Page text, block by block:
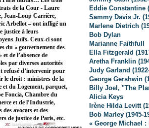
Eddie Constantine
Sammy Davis Jr.
Marlene Dietrich
Bob Dylan
Marianne Faithfull
Ella Fitzgerald
Aretha Franklin
Judy Garland
George Gershwin
Billy Joel, "The
Alicia Keys
Irène Hilda Levitt
Bob Marley (1945-
« George Michael
de la Cour - Laure
Jean-Loup Carrière,
Arbellot – ont infligé un
justice à leurs
Juifs. Ceux-ci sont
du « gouvernement des
et de l’absence de
par diverses autorités
refusé d’intervenir pour
le droit : ministres de la
et du Logement, parquet,
Foncia, Chambre du
et de l’Industrie,
des avocats et des
de justice de Paris, etc.